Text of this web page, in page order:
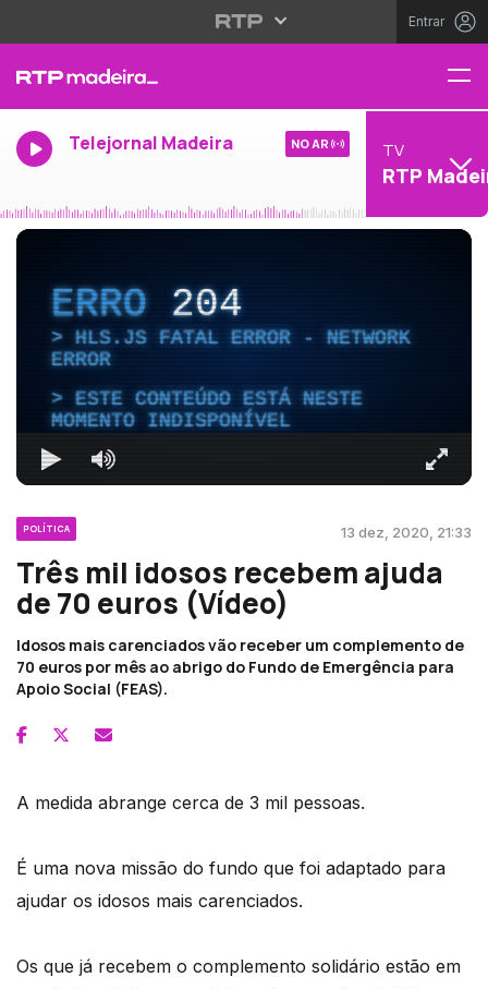
Entrar
Telejornal Madeira NO AR TV
RTP
ERRO204
HLS.JS FATAL ERROR - NETWORK
ERROR
ESTE CONTEÚDO ESTÁ NESTE
MOMENTO INDISPONÍVEL
POLÍTICA 13 dez, 2020, 21:33
Três mil idosos recebem ajuda
de 70 euros (Vídeo)
Idosos mais carenciados vão receber um complemento de
70 euros por mês ao abrigo do Fundo de Emergência para
Apoio Social (FEAS).
A medida abrange cerca de 3 mil pessoas.
É uma nova missão do fundo que foi adaptado para
ajudar os idosos mais carenciados.
Os que já recebem o complemento solidário estão em